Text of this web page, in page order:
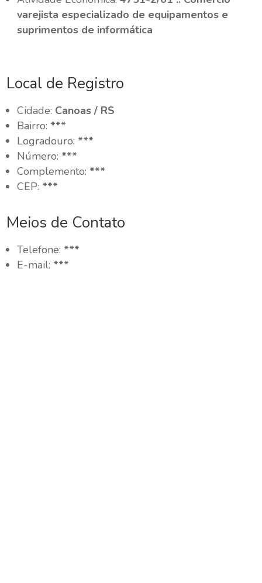
varejista especializado de equipamentos e
suprimentos de informática
Local de Registro
Cidade: Canoas / RS
Bairro: ***
Logradouro: ***
Número: ***
Complemento: ***
CEP: ***
Meios de Contato
Telefone: ***
E-mail: ***